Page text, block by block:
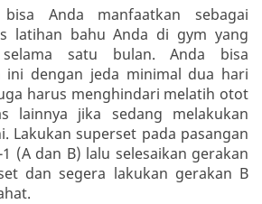
Anda manfaatkan sebagai
latihan bahu Anda di gym yang
satu bulan. Anda bisa
ini dengan jeda minimal dua hari
harus menghindari melatih otot
lainnya jika sedang melakukan
Lakukan superset pada pasangan
(A dan B) lalu selesaikan gerakan
dan segera lakukan gerakan B